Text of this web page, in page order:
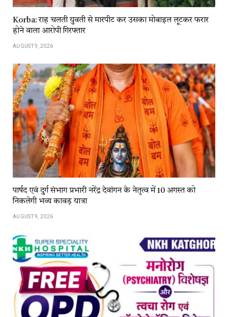
Korba: राह चलती युवती से मारपीट कर उसका मोबाइल लूटकर फरार
होने वाला आरोपी गिरफ्तार
AUGUST 9, 2026
पार्षद एवं दुर्ग संभाग प्रभारी नरेंद्र देवांगन के नेतृत्व में 10 अगस्त को
निकलेगी भव्य कावड़ यात्रा
AUGUST 9, 2026